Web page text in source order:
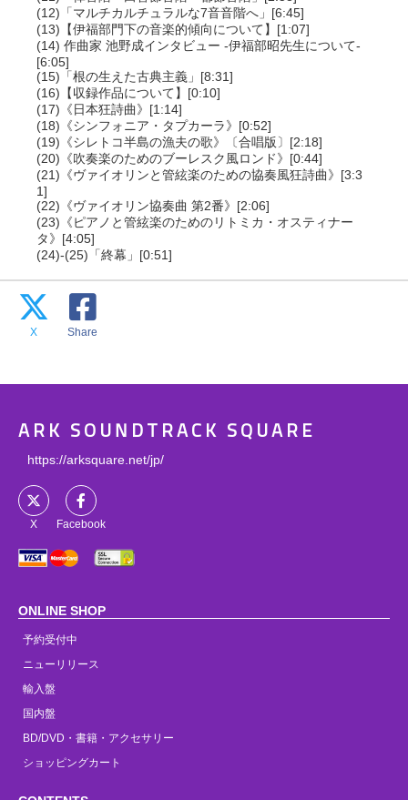
(12)「マルチカルチュラルな7音音階へ」[6:45]
(13)【伊福部門下の音楽的傾向について】[1:07]
(14) 作曲家 池野成インタビュー -伊福部昭先生について-
[6:05]
(15)「根の生えた古典主義」[8:31]
(16)【収録作品について】[0:10]
(17)《日本狂詩曲》[1:14]
(18)《シンフォニア・タプカーラ》[0:52]
(19)《シレトコ半島の漁夫の歌》〔合唱版〕[2:18]
(20)《吹奏楽のためのブーレスク風ロンド》[0:44]
(21)《ヴァイオリンと管絃楽のための協奏風狂詩曲》[3:3
1]
(22)《ヴァイオリン協奏曲 第2番》[2:06]
(23)《ピアノと管絃楽のためのリトミカ・オスティナー
タ》[4:05]
(24)-(25)「終幕」[0:51]
X Share
ARK SOUNDTRACK SQUARE
https://arksquare.net/jp/
X Facebook
ONLINE SHOP
予約受付中
ニューリリース
輸入盤
国内盤
BD/DVD・書籍・アクセサリー
ショッピングカート